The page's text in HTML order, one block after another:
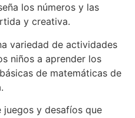
los números y las
y creativa.
variedad de actividades
niños a aprender los
de matemáticas de
juegos y desafíos que